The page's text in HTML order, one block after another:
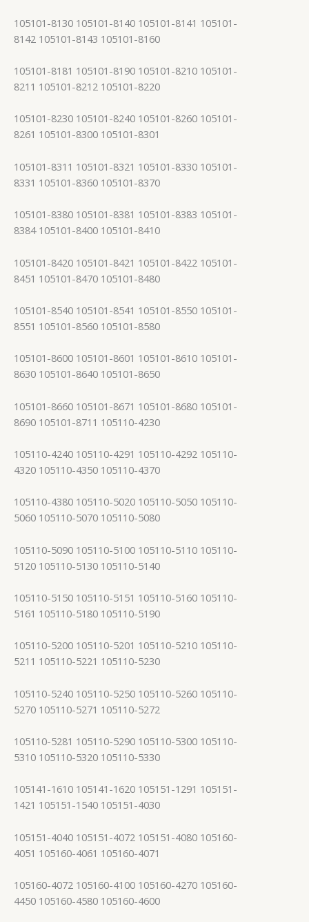
105101-8130 105101-8140 105101-8141 105101-
8142 105101-8143 105101-8160
105101-8181 105101-8190 105101-8210 105101-
8211 105101-8212 105101-8220
105101-8230 105101-8240 105101-8260 105101-
8261 105101-8300 105101-8301
105101-8311 105101-8321 105101-8330 105101-
8331 105101-8360 105101-8370
105101-8380 105101-8381 105101-8383 105101-
8384 105101-8400 105101-8410
105101-8420 105101-8421 105101-8422 105101-
8451 105101-8470 105101-8480
105101-8540 105101-8541 105101-8550 105101-
8551 105101-8560 105101-8580
105101-8600 105101-8601 105101-8610 105101-
8630 105101-8640 105101-8650
105101-8660 105101-8671 105101-8680 105101-
8690 105101-8711 105110-4230
105110-4240 105110-4291 105110-4292 105110-
4320 105110-4350 105110-4370
105110-4380 105110-5020 105110-5050 105110-
5060 105110-5070 105110-5080
105110-5090 105110-5100 105110-5110 105110-
5120 105110-5130 105110-5140
105110-5150 105110-5151 105110-5160 105110-
5161 105110-5180 105110-5190
105110-5200 105110-5201 105110-5210 105110-
5211 105110-5221 105110-5230
105110-5240 105110-5250 105110-5260 105110-
5270 105110-5271 105110-5272
105110-5281 105110-5290 105110-5300 105110-
5310 105110-5320 105110-5330
105141-1610 105141-1620 105151-1291 105151-
1421 105151-1540 105151-4030
105151-4040 105151-4072 105151-4080 105160-
4051 105160-4061 105160-4071
105160-4072 105160-4100 105160-4270 105160-
4450 105160-4580 105160-4600